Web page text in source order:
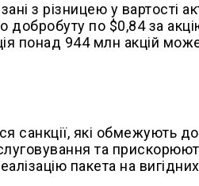
з різницею у вартості
добробуту по $0,84 за
понад 944 млн акцій
які обмежують
та
пакета на